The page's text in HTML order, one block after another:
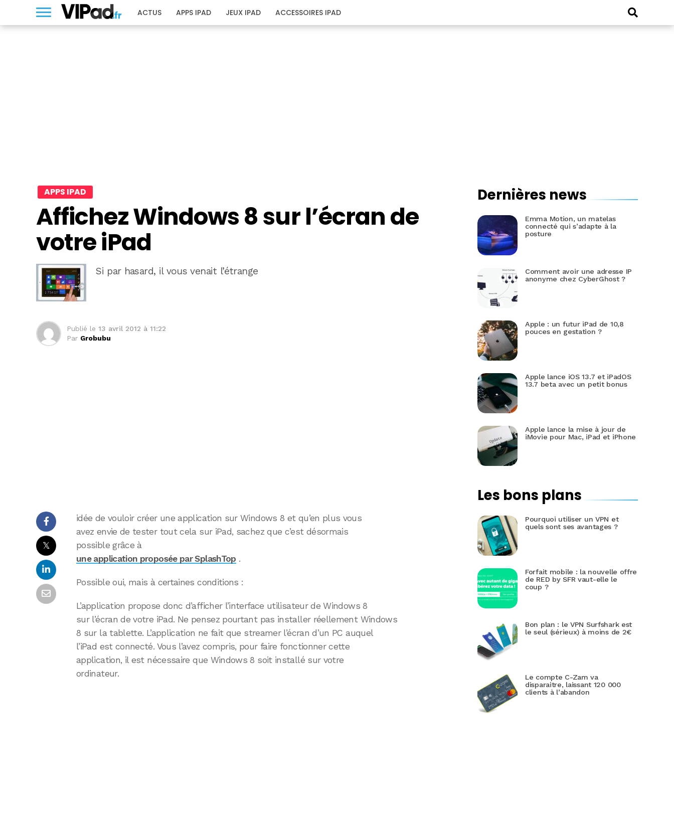
ACTUS APPS IPAD JEUX IPAD ACCESSOIRES IPAD
APPS IPAD
Affichez Windows 8 sur l’écran de
votre iPad
Si par hasard, il vous venait l’étrange
Publié le 13 avril 2012 à 11:22
Par Grobubu
𝕏
idée de vouloir créer une application sur Windows 8 et qu’en plus vous
avez envie de tester tout cela sur iPad, sachez que c’est désormais
possible grâce à
une application proposée par SplashTop .
Possible oui, mais à certaines conditions :
L’application propose donc d’afficher l’interface utilisateur de Windows 8
sur l’écran de votre iPad. Ne pensez pourtant pas installer réellement Windows
8 sur la tablette. L’application ne fait que streamer l’écran d’un PC auquel
l’iPad est connecté. Vous l’avez compris, pour faire fonctionner cette
application, il est nécessaire que Windows 8 soit installé sur votre
ordinateur.
Dernières news
Emma Motion, un matelas
connecté qui s’adapte à la
posture
Comment avoir une adresse IP
anonyme chez CyberGhost ?
Apple : un futur iPad de 10,8
pouces en gestation ?
Apple lance iOS 13.7 et iPadOS
13.7 beta avec un petit bonus
Apple lance la mise à jour de
iMovie pour Mac, iPad et iPhone
Les bons plans
Pourquoi utiliser un VPN et
quels sont ses avantages ?
Forfait mobile : la nouvelle offre
de RED by SFR vaut-elle le
coup ?
Bon plan : le VPN Surfshark est
le seul (sérieux) à moins de 2€
Le compte C-Zam va
disparaitre, laissant 120 000
clients à l’abandon